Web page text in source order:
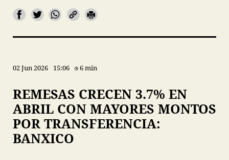
02 Jun 2026 15:06 6 min
REMESAS CRECEN 3.7% EN
ABRIL CON MAYORES MONTOS
POR TRANSFERENCIA:
BANXICO